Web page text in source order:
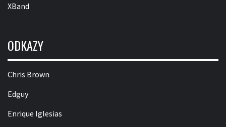
XBand
ODKAZY
Chris Brown
Edguy
Enrique Iglesias